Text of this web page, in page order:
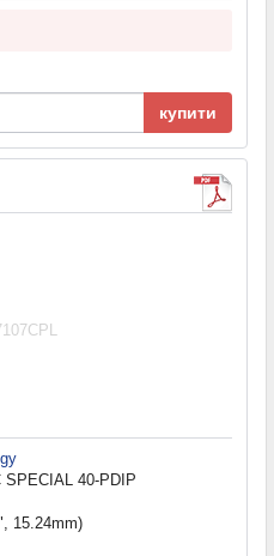
купити
SPECIAL 40-PDIP
15.24mm)